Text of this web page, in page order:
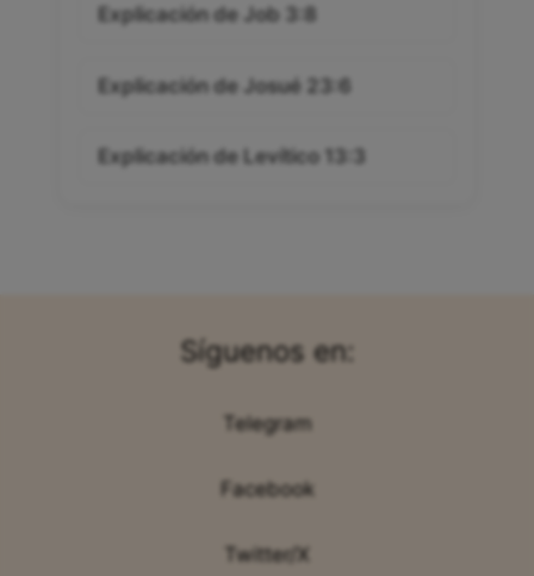
Explicación de Job 3:8
Explicación de Josué 23:6
Explicación de Levítico 13:3
Síguenos en:
Telegram
Facebook
Twitter/X